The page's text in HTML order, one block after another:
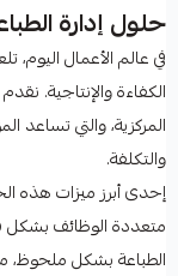
حلول إدارة
في عالم الأعمال اليوم،
الكفاءة والإنتاجية.
المركزية، والتي تساعد
والتكلفة.
إحدى أبرز ميزات هذه
متعددة الوظائف بشكل
الطباعة بشكل ملحوظ،